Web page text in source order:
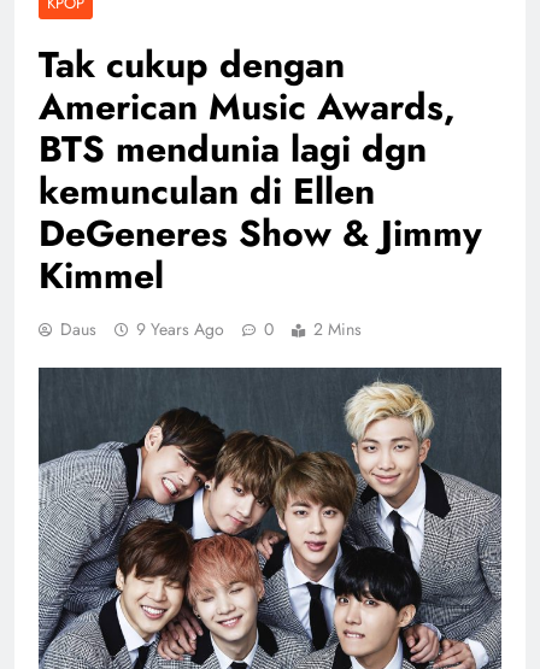
Tak cukup dengan
American Music Awards,
BTS mendunia lagi dgn
kemunculan di Ellen
DeGeneres Show & Jimmy
Kimmel
Daus 9 Years Ago 0 2 Mins